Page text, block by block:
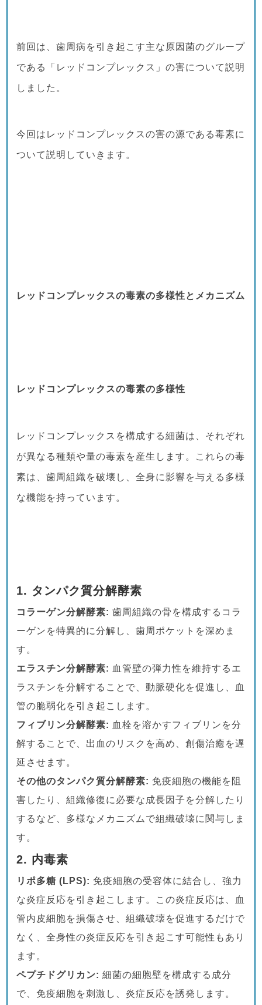
前回は、歯周病を引き起こす主な原因菌のグループ
である「レッドコンプレックス」の害について説明
しました。
今回はレッドコンプレックスの害の源である毒素に
ついて説明していきます。
レッドコンプレックスの毒素の多様性とメカニズム
レッドコンプレックスの毒素の多様性
レッドコンプレックスを構成する細菌は、それぞれ
が異なる種類や量の毒素を産生します。これらの毒
素は、歯周組織を破壊し、全身に影響を与える多様
な機能を持っています。
1. タンパク質分解酵素
コラーゲン分解酵素: 歯周組織の骨を構成するコラ
ーゲンを特異的に分解し、歯周ポケットを深めま
す。
エラスチン分解酵素: 血管壁の弾力性を維持するエ
ラスチンを分解することで、動脈硬化を促進し、血
管の脆弱化を引き起こします。
フィブリン分解酵素: 血栓を溶かすフィブリンを分
解することで、出血のリスクを高め、創傷治癒を遅
延させます。
その他のタンパク質分解酵素: 免疫細胞の機能を阻
害したり、組織修復に必要な成長因子を分解したり
するなど、多様なメカニズムで組織破壊に関与しま
す。
2. 内毒素
リポ多糖 (LPS): 免疫細胞の受容体に結合し、強力
な炎症反応を引き起こします。この炎症反応は、血
管内皮細胞を損傷させ、組織破壊を促進するだけで
なく、全身性の炎症反応を引き起こす可能性もあり
ます。
ペプチドグリカン: 細菌の細胞壁を構成する成分
で、免疫細胞を刺激し、炎症反応を誘発します。